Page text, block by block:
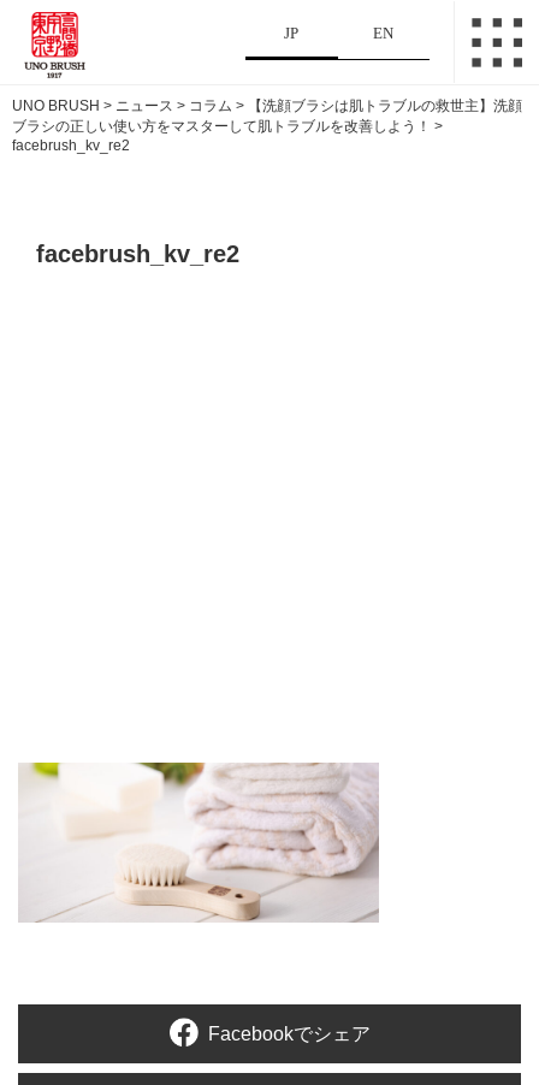
JP EN
UNO BRUSH > ニュース > コラム >
【洗顔ブラシは肌トラブルの救世主】洗顔
ブラシの正しい使い方をマスターして肌トラブルを改善しよう！ >
facebrush_kv_re2
facebrush_kv_re2
Facebookでシェア